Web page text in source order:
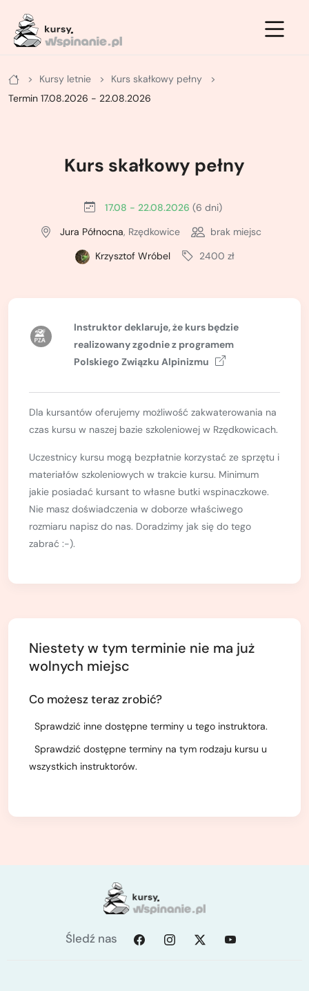
Kursy letnie
Kurs skałkowy pełny
Termin 17.08.2026 - 22.08.2026
Kurs skałkowy pełny
17.08 - 22.08.2026 (6 dni)
Jura Północna, Rzędkowice
brak miejsc
Krzysztof Wróbel
2400 zł
Instruktor deklaruje, że kurs będzie
realizowany zgodnie z programem
Polskiego Związku Alpinizmu
Dla kursantów oferujemy możliwość zakwaterowania na
czas kursu w naszej bazie szkoleniowej w Rzędkowicach.
Uczestnicy kursu mogą bezpłatnie korzystać ze sprzętu i
materiałów szkoleniowych w trakcie kursu. Minimum
jakie posiadać kursant to własne butki wspinaczkowe.
Nie masz doświadczenia w doborze właściwego
rozmiaru napisz do nas. Doradzimy jak się do tego
zabrać :-).
Niestety w tym terminie nie ma już
wolnych miejsc
Co możesz teraz zrobić?
Sprawdzić inne dostępne terminy u tego instruktora.
Sprawdzić dostępne terminy na tym rodzaju kursu u
wszystkich instruktorów.
Śledź nas
Letnie
Kurs na ściance
Doszkalający kurs wielowyciągowy
Kurs turystyki wysokogórskiej
Kurs turystyki zimowej - podstawowy
Kurs lawinowy
Kurs wspinaczki lodowej
ABC wspinania zimowego
Zimowy kurs taternicki
Nie wiesz który wybrać?